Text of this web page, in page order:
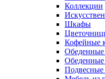
Коллекции
Шкафы
Кофейные
Подвесные